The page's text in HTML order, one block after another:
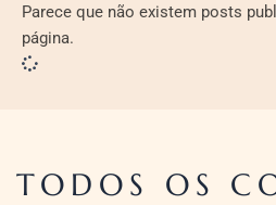
Parece que não existem posts
página.
TODOS OS